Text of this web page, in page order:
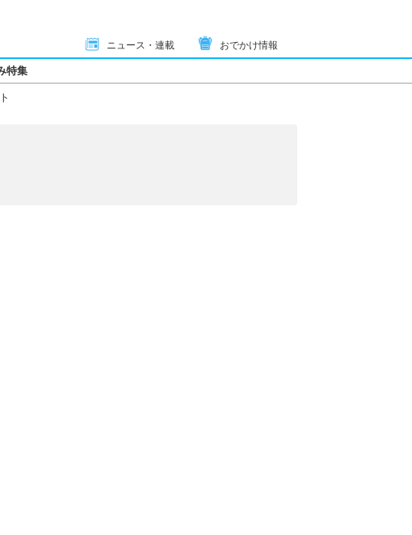
ニュース・連載 おでかけ情報
特集